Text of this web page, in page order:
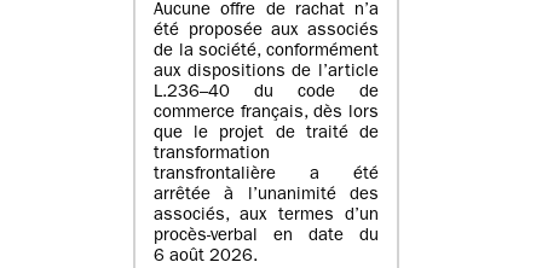
Aucune offre de rachat n’a
été proposée aux associés
de la société, conformément
aux dispositions de l’article
L.236–40 du code de
commerce français, dès lors
que le projet de traité de
transformation
transfrontalière a été
arrêtée à l’unanimité des
associés, aux termes d’un
procès-verbal en date du
6 août 2026.